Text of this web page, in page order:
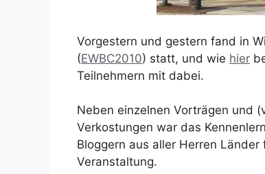
Vorgestern und gestern fand in
(EWBC2010) statt, und wie hier
Teilnehmern mit dabei.
Neben einzelnen Vorträgen und
Verkostungen war das
Bloggern aus aller Herren
Veranstaltung.